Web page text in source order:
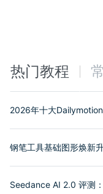
热门教程
2026年十大
钢笔工具基础图形焕新
Seedance AI 2.0 评测